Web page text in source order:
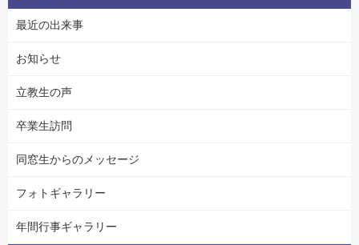
最近の出来事
お知らせ
立教生の声
卒業生訪問
同窓生からのメッセージ
フォトギャラリー
年間行事ギャラリー